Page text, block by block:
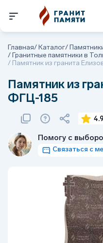
Главная/Каталог/
/Гранитные памятники в
/ Памятник из гранита
Памятник из
ФГЦ-185
4.9
Помогу с
Связаться с